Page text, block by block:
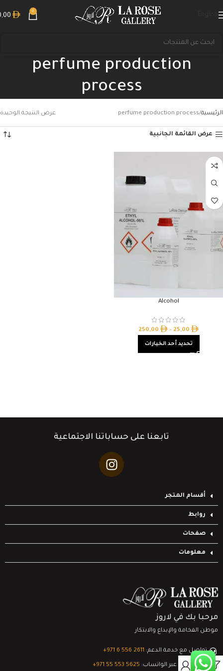
0
perfume production
process
الرئيسية perfume production process عرض النتيجة الوحيدة
عرض القائمة الجانبية
Alcohol
25,00
–
250,00
تحديد أحد الخيارات
تابعنا على حساباتنا الاجتماعية
أقسام المتجر
روابط
صفحات
معلومات
مرحبا بك في لاروز
موطن الفخامة والإبداع والابتكار
تواصل مع خدمة الدعم: ‎+971 6 556 2611
الدعم الفني عبر الواتساب: ‎+971 55 553 5625
0